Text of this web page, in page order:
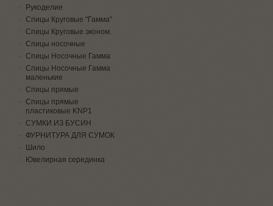
Рукоделие
Спицы Круговые "Гамма"
Спицы Круговые эконом.
Спицы носочные
Спицы Носочные Гамма
Спицы Носочные Гамма
маленькие
Спицы прямые
Спицы прямые
пластиковые KNP1
СУМКИ ИЗ БУСИН
ФУРНИТУРА ДЛЯ СУМОК
Шило
Ювелирная серединка